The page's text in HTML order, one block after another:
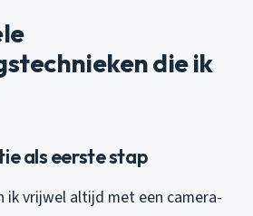
die ik
als eerste stap
ik vrijwel altijd met een camera-